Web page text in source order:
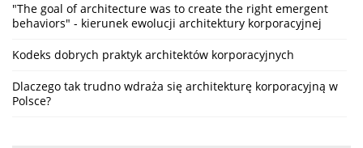
"The goal of architecture was to create the right emergent
behaviors" - kierunek ewolucji architektury korporacyjnej
Kodeks dobrych praktyk architektów korporacyjnych
Dlaczego tak trudno wdraża się architekturę korporacyjną w
Polsce?